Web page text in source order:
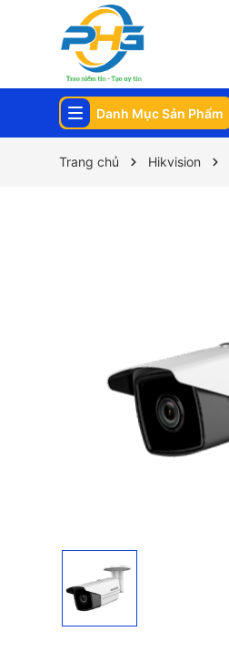
Danh Mục Sản Phẩm
Trang chủ Hikvision